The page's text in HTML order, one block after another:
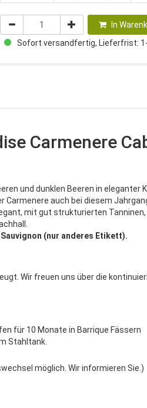
In
Sofort versandfertig, Lieferfrist:
Carmenere
und dunklen Beeren in eleganter
Carmenere auch bei diesem
mit gut strukturierten Tanninen,
(nur anderes Etikett).
Wir freuen uns über die
für 10 Monate in Barrique Fässern
Stahltank.
möglich. Wir informieren Sie.)